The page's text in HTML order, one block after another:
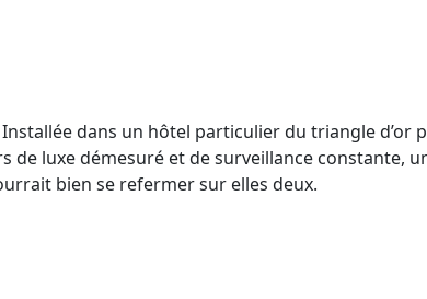
dans un hôtel particulier du triangle
de luxe démesuré et de surveillance constante,
bien se refermer sur elles deux.